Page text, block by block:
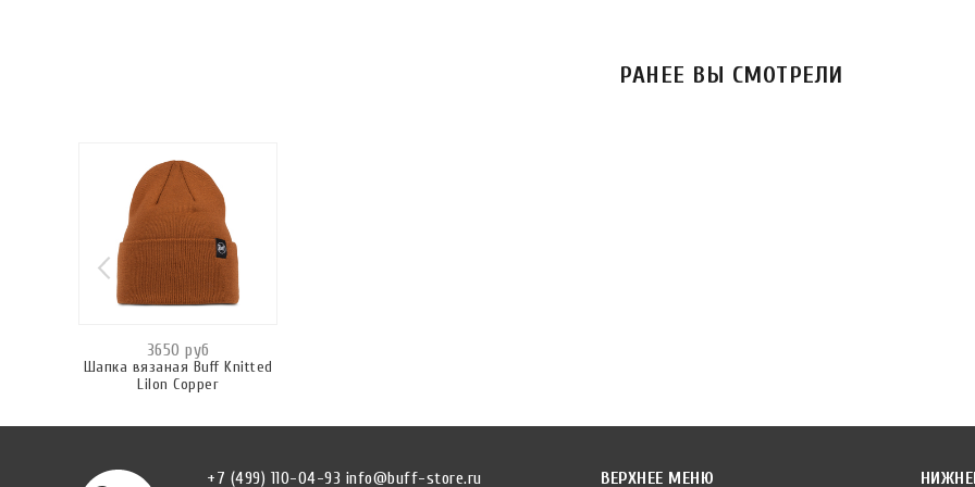
РАНЕЕ ВЫ СМОТРЕЛИ
3650 руб
Шапка вязаная Buff Knitted
Lilon Copper
+7 (499) 110-04-93 info@buff-store.ru ВЕРХНЕЕ МЕНЮ